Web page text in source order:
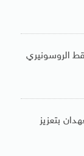
الروسونيري
بتعزيز